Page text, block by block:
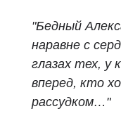
"Бедный
наравне с
глазах тех, у
вперед, кто
рассудком…"